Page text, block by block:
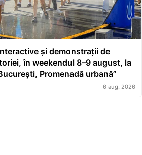
și demonstrații de
în weekendul 8–9 august, la
Promenadă urbană”
6 aug. 2026